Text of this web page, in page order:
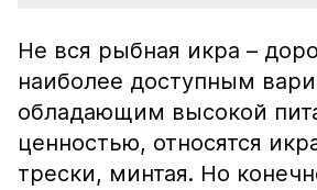
Не вся рыбная икра –
наиболее доступным
обладающим высокой
ценностью, относятся
трески, минтая. Но